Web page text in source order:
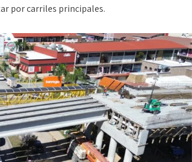
por carriles principales.